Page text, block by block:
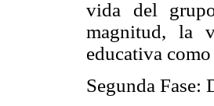
vida del
magnitud, la
educativa
Segunda